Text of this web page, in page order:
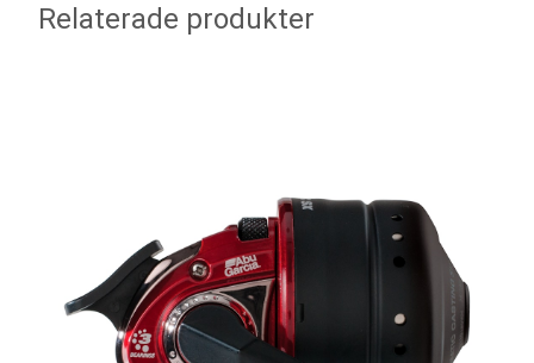
Relaterade produkter